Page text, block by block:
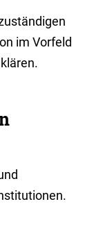
im Vorfeld